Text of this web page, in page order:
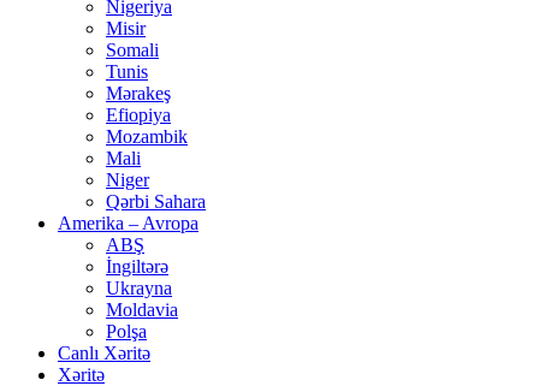
Nigeriya
Misir
Somali
Tunis
Mərakeş
Efiopiya
Mozambik
Mali
Niger
Qərbi Sahara
Amerika – Avropa
ABŞ
İngiltərə
Ukrayna
Moldavia
Polşa
Canlı Xəritə
Xəritə